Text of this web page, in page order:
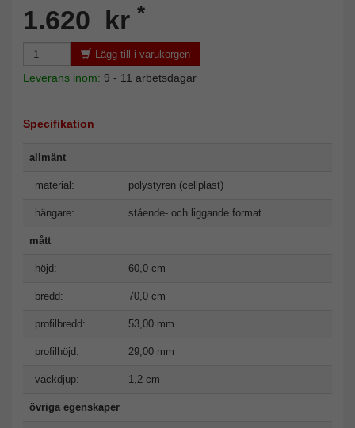
1.620 kr *
Lägg till i varukorgen
Leverans inom: 9 - 11 arbetsdagar
Specifikation
allmänt
material: polystyren (cellplast)
hängare: stående- och liggande format
mått
höjd: 60,0 cm
bredd: 70,0 cm
profilbredd: 53,00 mm
profilhöjd: 29,00 mm
väckdjup: 1,2 cm
övriga egenskaper